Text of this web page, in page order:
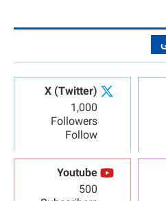
X (Twitter)
1,000
Followers
Follow
Youtube
500